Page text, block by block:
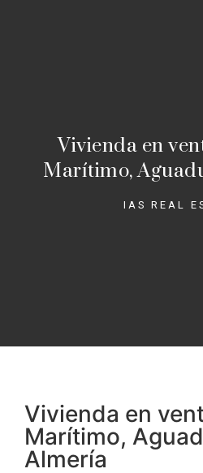
Vivienda en
Marítimo,
IAS REAL
Vivienda en
Marítimo,
Almería